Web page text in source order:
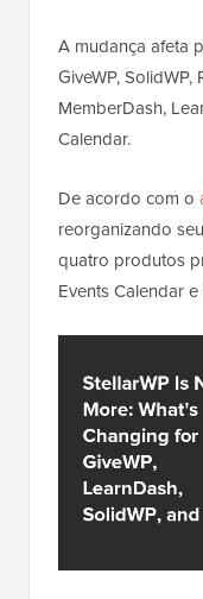
A mudança afeta
GiveWP, SolidWP,
MemberDash,
Calendar.
De acordo com o
reorganizando
quatro produtos
Events Calendar e